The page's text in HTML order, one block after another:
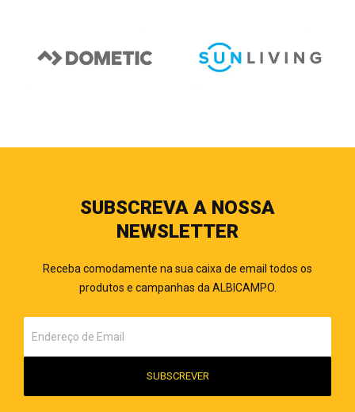
SUBSCREVA A NOSSA
NEWSLETTER
Receba comodamente na sua caixa de email todos os
produtos e campanhas da ALBICAMPO.